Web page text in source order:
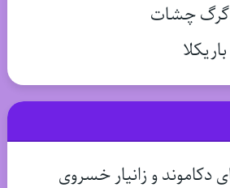
گرگ چشات
دکاموند و زانیار خسروی